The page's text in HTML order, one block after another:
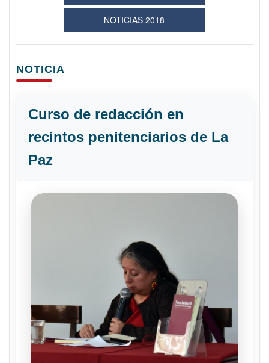
NOTICIAS 2018
NOTICIA
Curso de redacción en
recintos penitenciarios de La
Paz